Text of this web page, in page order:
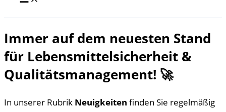
Immer auf dem neuesten Stand
für Lebensmittelsicherheit &
Qualitätsmanagement! 🚀
In unserer Rubrik Neuigkeiten finden Sie regelmäßig